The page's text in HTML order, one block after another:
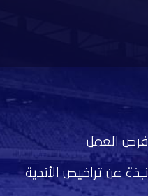
فرص العمل
نبذة عن تراخيص الأندية